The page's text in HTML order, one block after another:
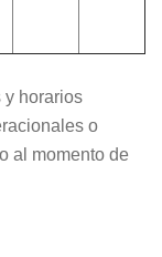
y horarios
o
al momento de